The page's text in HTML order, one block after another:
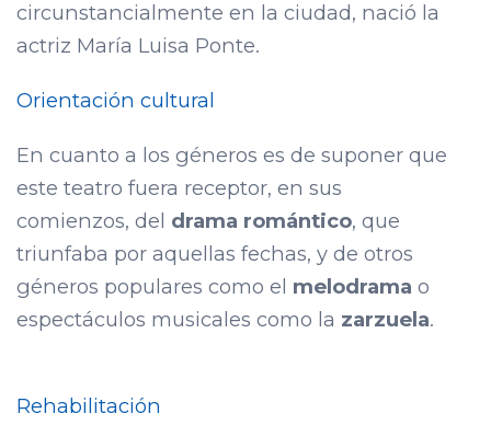
circunstancialmente en la ciudad, nació la
actriz María Luisa Ponte.
Orientación cultural
En cuanto a los géneros es de suponer que
este teatro fuera receptor, en sus
comienzos, del drama romántico, que
triunfaba por aquellas fechas, y de otros
géneros populares como el melodrama o
espectáculos musicales como la zarzuela.
Rehabilitación